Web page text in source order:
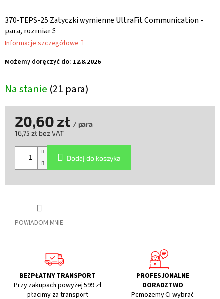
Na stanie (21 para)
Możemy doręczyć do: 12.8.2026
370-TEPS-25 Zatyczki wymienne UltraFit Communication -
para, rozmiar S
Informacje szczegółowe
POWIADOM MNIE
20,60 zł / para
16,75 zł bez VAT
jednostkowa:
Dodaj do koszyka
BEZPŁATNY TRANSPORT
Przy zakupach powyżej 599 zł
płacimy za transport
PROFESJONALNE
DORADZTWO
Pomożemy Ci wybrać